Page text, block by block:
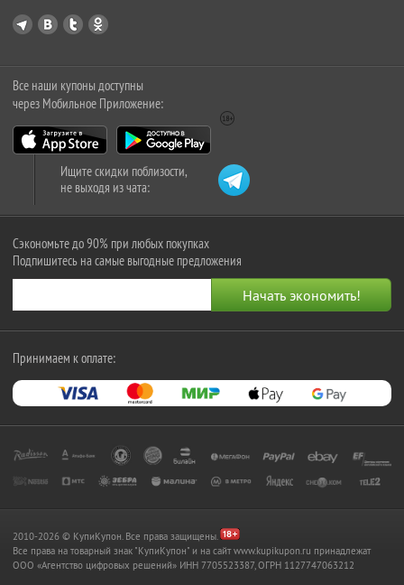
Все наши купоны доступны
через Мобильное Приложение:
Ищите скидки поблизости,
не выходя из чата:
Сэкономьте до 90% при любых покупках
Подпишитесь на самые выгодные предложения
Принимаем к оплате:
2010-2026 © КупиКупон. Все права защищены.
Все права на товарный знак "КупиКупон" и на сайт www.kupikupon.ru принадлежат
OOO «Агентство цифровых решений» ИНН 7705523387, ОГРН 1127747063212